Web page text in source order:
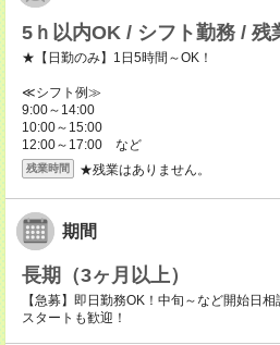
5ｈ以内OK / シフト勤務 / 残
★【日勤のみ】1日5時間～OK！
≪シフト例≫
9:00～14:00
10:00～15:00
12:00～17:00 など
残業時間 ★残業はありません。
期間
長期（3ヶ月以上）
【急募】即日勤務OK！中旬～など開始
スタートも歓迎！